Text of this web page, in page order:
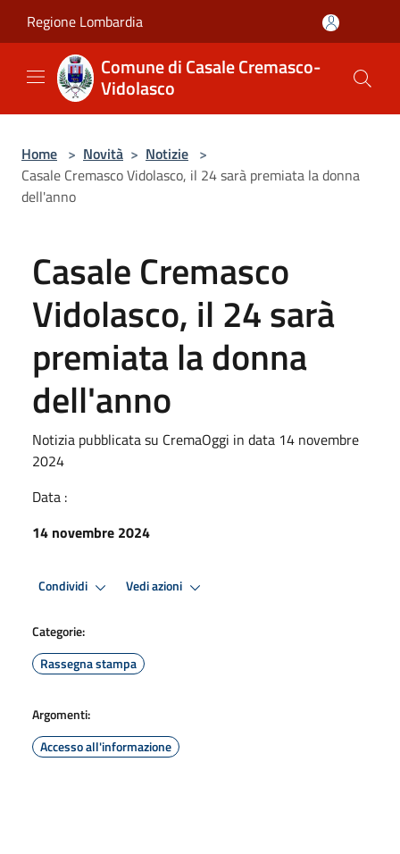
Regione Lombardia
Comune di Casale Cremasco-
Vidolasco
Home > Novità > Notizie >
Casale Cremasco Vidolasco, il 24 sarà premiata la donna
dell'anno
Casale Cremasco
Vidolasco, il 24 sarà
premiata la donna
dell'anno
Notizia pubblicata su CremaOggi in data 14 novembre
2024
Data :
14 novembre 2024
Condividi Vedi azioni
Categorie:
Rassegna stampa
Argomenti:
Accesso all'informazione